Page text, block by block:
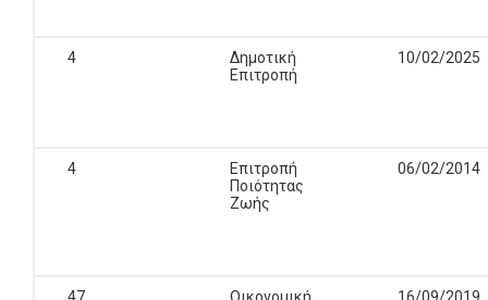
4
Δημοτική
Επιτροπή
10/02/2025
4
Επιτροπή
Ποιότητας
Ζωής
06/02/2014